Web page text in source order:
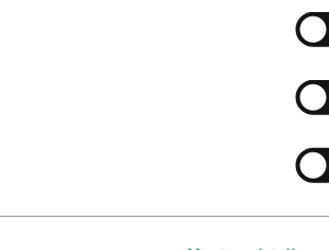
listado como responsable de una
del Tratamiento de los datos
estos terceros en la lista de cookies
Partnership:
más sostenible
factor cada vez más relevante en los
debido al cambio en el comportamiento
el Pacto Verde Europeo exige una industria
la adopción de la sostenibilidad afectará a
puede ser un viaje largo y desafiante. ¿Ya